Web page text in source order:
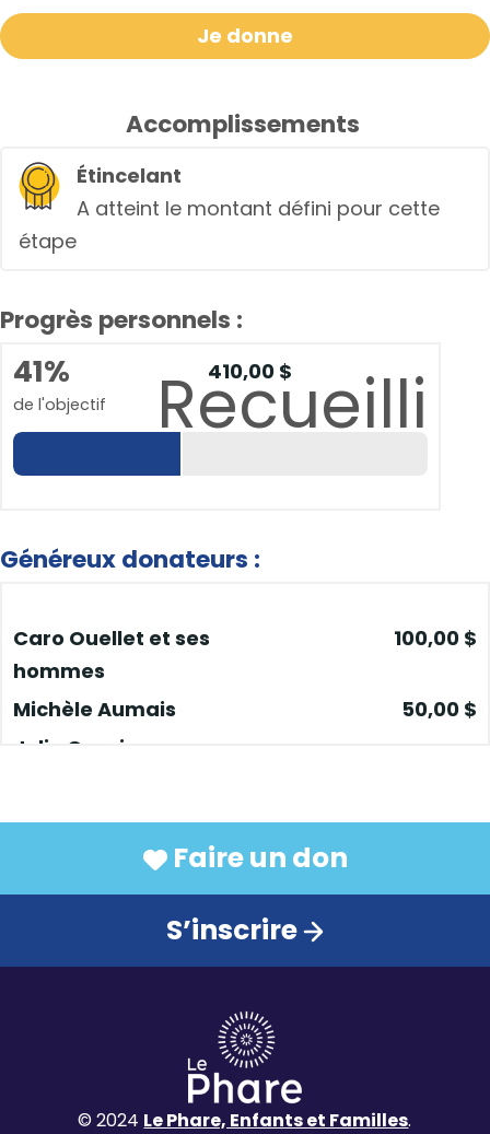
Je donne
Accomplissements
Étincelant
A atteint le montant défini pour cette
étape
Progrès personnels :
41%
de l'objectif
410,00 $
Recueilli
Généreux donateurs :
Caro Ouellet et ses
hommes
100,00 $
Michèle Aumais
50,00 $
Julie Cousineau
Marie-France Cloutier
25,00 $
Yaëlle
25,00 $
Faire un don
S’inscrire
© 2024 Le Phare, Enfants et Familles.